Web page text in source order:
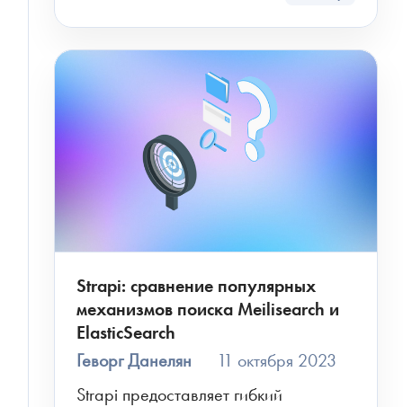
Strapi: сравнение популярных
механизмов поиска Meilisearch и
ElasticSearch
Геворг Данелян
11 октября 2023
Strapi предоставляет гибкий